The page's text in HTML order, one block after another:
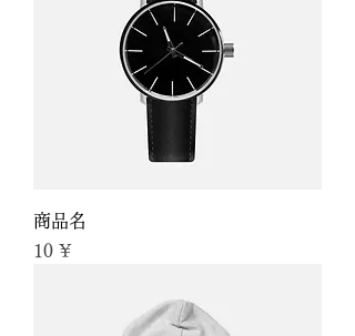
商品名
Preis
10 ¥